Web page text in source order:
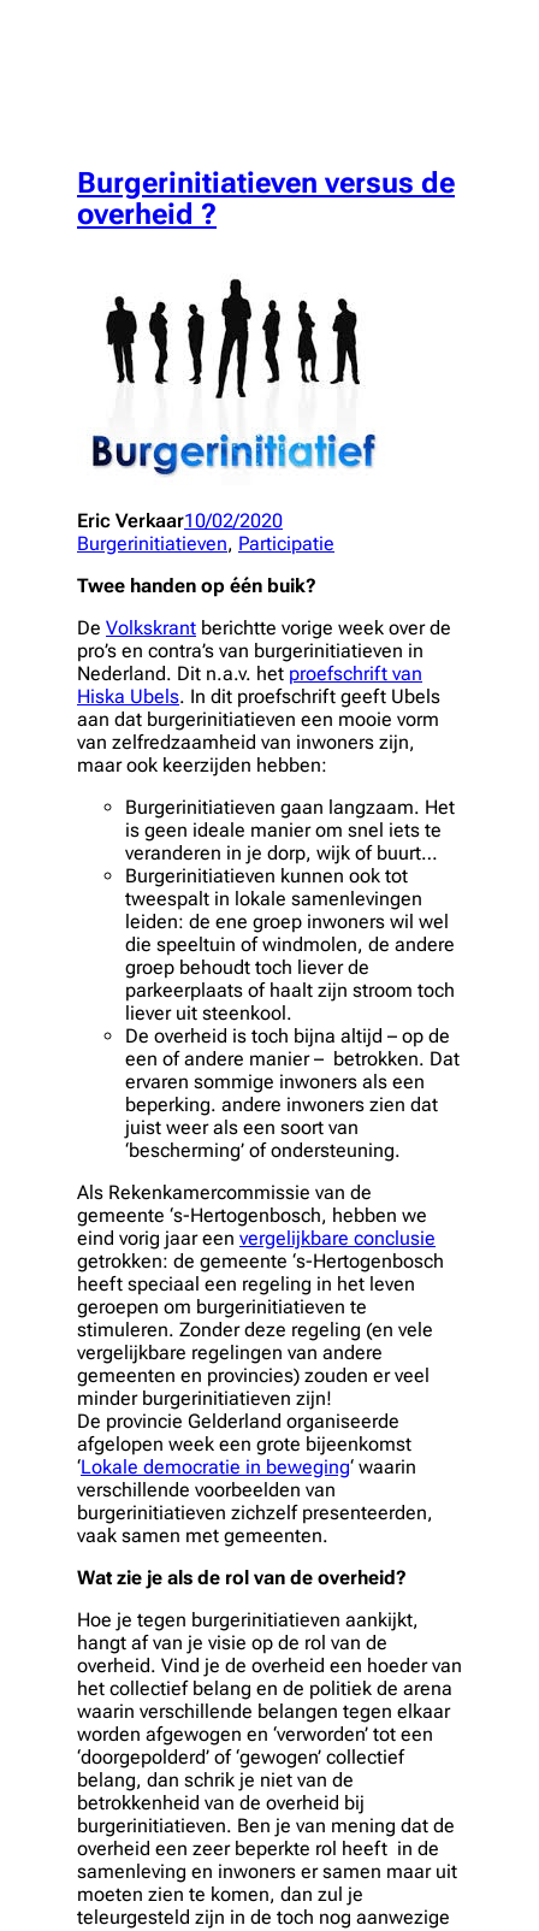
Burgerinitiatieven versus de
overheid ?
Eric Verkaar10/02/2020
Burgerinitiatieven, Participatie
Twee handen op één buik?
De Volkskrant berichtte vorige week over de
pro’s en contra’s van burgerinitiatieven in
Nederland. Dit n.a.v. het proefschrift van
Hiska Ubels. In dit proefschrift geeft Ubels
aan dat burgerinitiatieven een mooie vorm
van zelfredzaamheid van inwoners zijn,
maar ook keerzijden hebben:
Burgerinitiatieven gaan langzaam. Het
is geen ideale manier om snel iets te
veranderen in je dorp, wijk of buurt…
Burgerinitiatieven kunnen ook tot
tweespalt in lokale samenlevingen
leiden: de ene groep inwoners wil wel
die speeltuin of windmolen, de andere
groep behoudt toch liever de
parkeerplaats of haalt zijn stroom toch
liever uit steenkool.
De overheid is toch bijna altijd – op de
een of andere manier – betrokken. Dat
ervaren sommige inwoners als een
beperking. andere inwoners zien dat
juist weer als een soort van
‘bescherming’ of ondersteuning.
Als Rekenkamercommissie van de
gemeente ‘s-Hertogenbosch, hebben we
eind vorig jaar een vergelijkbare conclusie
getrokken: de gemeente ‘s-Hertogenbosch
heeft speciaal een regeling in het leven
geroepen om burgerinitiatieven te
stimuleren. Zonder deze regeling (en vele
vergelijkbare regelingen van andere
gemeenten en provincies) zouden er veel
minder burgerinitiatieven zijn!
De provincie Gelderland organiseerde
afgelopen week een grote bijeenkomst
‘Lokale democratie in beweging‘ waarin
verschillende voorbeelden van
burgerinitiatieven zichzelf presenteerden,
vaak samen met gemeenten.
Wat zie je als de rol van de overheid?
Hoe je tegen burgerinitiatieven aankijkt,
hangt af van je visie op de rol van de
overheid. Vind je de overheid een hoeder van
het collectief belang en de politiek de arena
waarin verschillende belangen tegen elkaar
worden afgewogen en ‘verworden’ tot een
‘doorgepolderd’ of ‘gewogen’ collectief
belang, dan schrik je niet van de
betrokkenheid van de overheid bij
burgerinitiatieven. Ben je van mening dat de
overheid een zeer beperkte rol heeft in de
samenleving en inwoners er samen maar uit
moeten zien te komen, dan zul je
teleurgesteld zijn in de toch nog aanwezige